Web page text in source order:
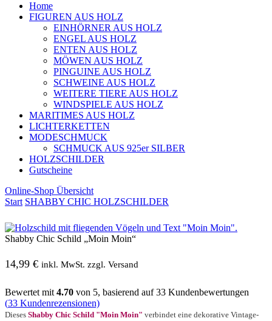
Home
FIGUREN AUS HOLZ
EINHÖRNER AUS HOLZ
ENGEL AUS HOLZ
ENTEN AUS HOLZ
MÖWEN AUS HOLZ
PINGUINE AUS HOLZ
SCHWEINE AUS HOLZ
WEITERE TIERE AUS HOLZ
WINDSPIELE AUS HOLZ
MARITIMES AUS HOLZ
LICHTERKETTEN
MODESCHMUCK
SCHMUCK AUS 925er SILBER
HOLZSCHILDER
Gutscheine
Online-Shop Übersicht
Start SHABBY CHIC HOLZSCHILDER
Shabby Chic Schild „Moin Moin“
14,99 € inkl. MwSt. zzgl. Versand
Bewertet mit 4.70 von 5, basierend auf33 Kundenbewertungen
(33 Kundenrezensionen)
Dieses Shabby Chic Schild "Moin Moin" verbindet eine dekorative Vintage-